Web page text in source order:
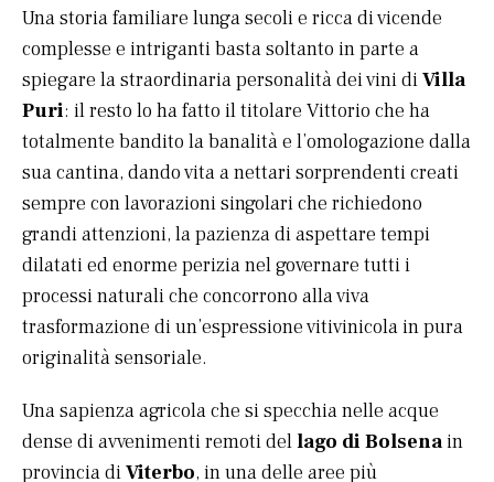
Una storia familiare lunga secoli e ricca di vicende
complesse e intriganti basta soltanto in parte a
spiegare la straordinaria personalità dei vini diVilla
Puri: il resto lo ha fatto il titolare Vittorio che ha
totalmente bandito la banalità e l’omologazione dalla
sua cantina, dando vita a nettari sorprendenti creati
sempre con lavorazioni singolari che richiedono
grandi attenzioni, la pazienza di aspettare tempi
dilatati ed enorme perizia nel governare tutti i
processi naturali che concorrono alla viva
trasformazione di un’espressione vitivinicola in pura
originalità sensoriale.
Una sapienza agricola che si specchia nelle acque
dense di avvenimenti remoti dellago di Bolsenain
provincia diViterbo, in una delle aree più